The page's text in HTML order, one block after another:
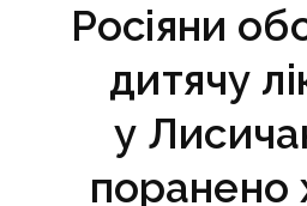
Росіяни
дитячу
у
поранено